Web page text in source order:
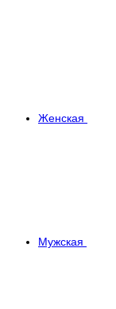
Женская
Мужская